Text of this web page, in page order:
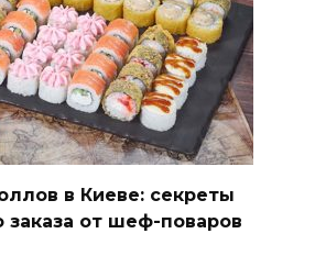
в Киеве: секреты
заказа от шеф-поваров